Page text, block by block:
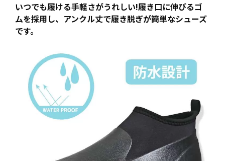
いつでも履ける手軽さがうれしい!履き口に伸びるゴ
ムを採用し、アンクル丈で履き脱ぎが簡単なシューズ
です。